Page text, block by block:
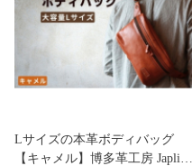
Lサイズの本革ボディバッグ
【キャメル】博多革工房 Japlish